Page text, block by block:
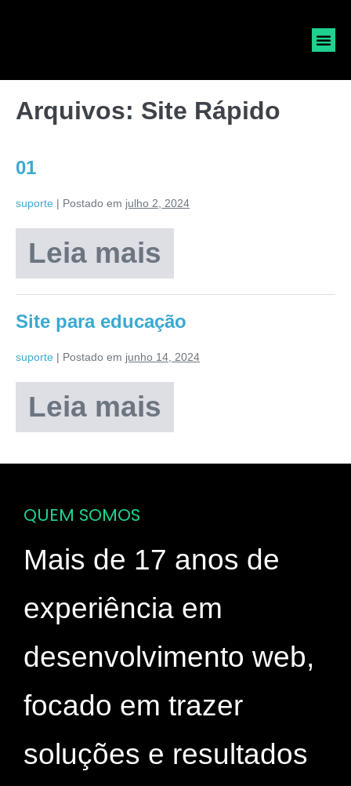
Arquivos: Site Rápido
01
suporte | Postado em julho 2, 2024
Leia mais
Site para educação
suporte | Postado em junho 14, 2024
Leia mais
QUEM SOMOS
Mais de 17 anos de
experiência em
desenvolvimento web,
focado em trazer
soluções e resultados